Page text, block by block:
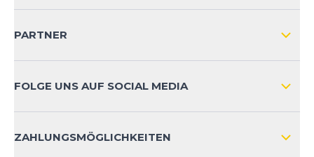
KONTAKT
PARTNER
FOLGE UNS AUF SOCIAL MEDIA
ZAHLUNGSMÖGLICHKEITEN